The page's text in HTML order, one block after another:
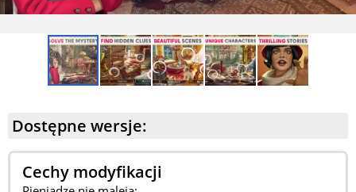
Dostępne wersje:
Cechy modyfikacji